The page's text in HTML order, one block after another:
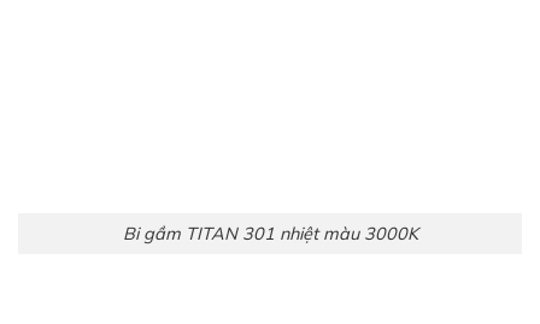
Bi gầm TITAN 301 nhiệt màu 3000K